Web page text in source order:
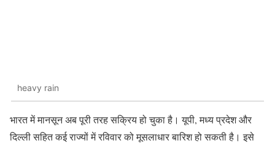
heavy rain
भारत में मानसून अब पूरी तरह सक्रिय हो चुका है। यूपी, मध्य प्रदेश और
दिल्ली सहित कई राज्यों में रविवार को मूसलाधार बारिश हो सकती है। इसे